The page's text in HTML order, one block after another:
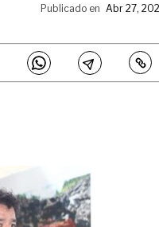
Publicado en Abr 27,